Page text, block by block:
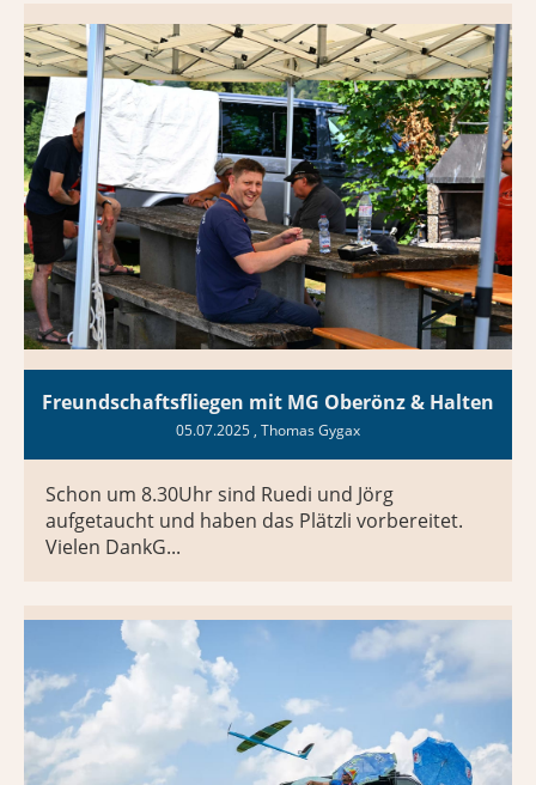
Freundschaftsfliegen mit MG Oberönz & Halten
05.07.2025 , Thomas Gygax
Schon um 8.30Uhr sind Ruedi und Jörg
aufgetaucht und haben das Plätzli vorbereitet.
Vielen DankG...